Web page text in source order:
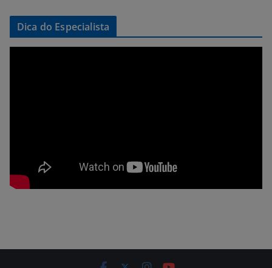
Dica do Especialista